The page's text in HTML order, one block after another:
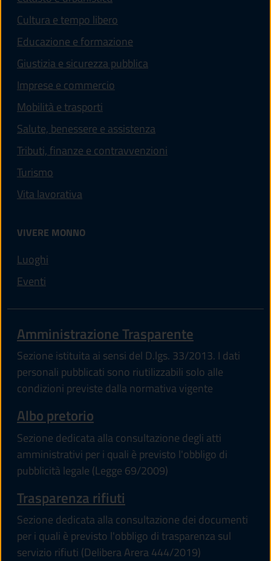
Cultura e tempo libero
Educazione e formazione
Giustizia e sicurezza pubblica
Imprese e commercio
Mobilità e trasporti
Salute, benessere e assistenza
Tributi, finanze e contravvenzioni
Turismo
Vita lavorativa
VIVERE MONNO
Luoghi
Eventi
Amministrazione Trasparente
Sezione istituita ai sensi del D.lgs. 33/2013. I dati
personali pubblicati sono riutilizzabili solo alle
condizioni previste dalla normativa vigente
Albo pretorio
Sezione dedicata alla consultazione degli atti
amministrativi per i quali è previsto l'obbligo di
pubblicità legale (Legge 69/2009)
Trasparenza rifiuti
Sezione dedicata alla consultazione dei documenti
per i quali è previsto l'obbligo di trasparenza sul
servizio rifiuti (Delibera Arera 444/2019)